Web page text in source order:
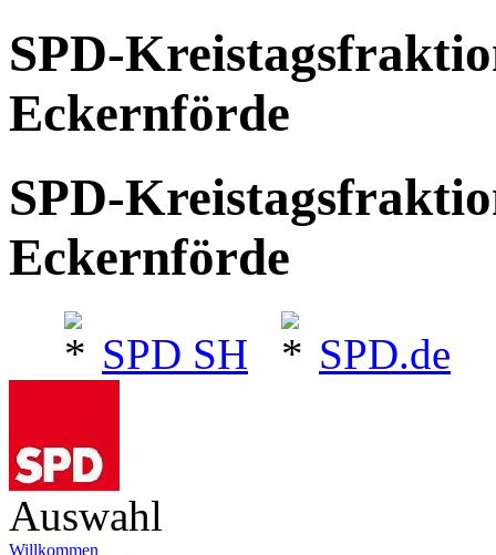
SPD-
Eckernförde
SPD-
Eckernförde
SPD SH SPD.de
Auswahl
Willkommen